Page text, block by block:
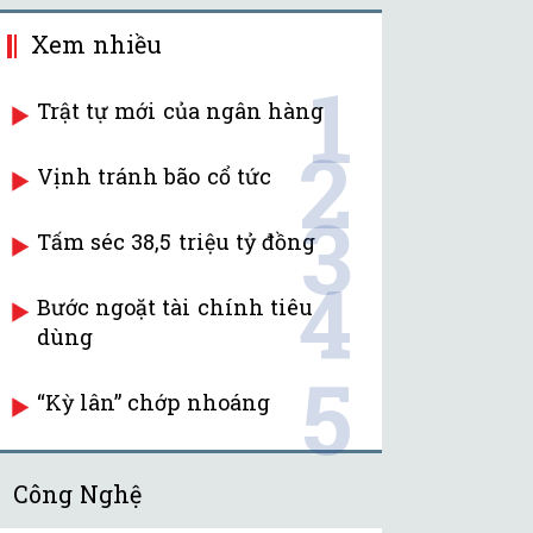
Xem nhiều
Trật tự mới của ngân hàng1
Vịnh tránh bão cổ tức 2
Tấm séc 38,5 triệu tỷ đồng3
Bước ngoặt tài chính tiêu
dùng
4
“Kỳ lân” chớp nhoáng 5
Công Nghệ